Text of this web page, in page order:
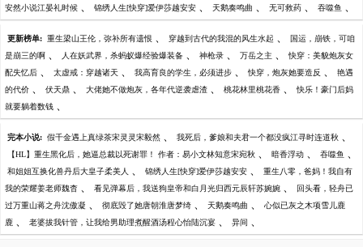
安然小说江晏礼时候 、 锦绣人生[快穿]爱伊莎越安安 、 天鹅奏鸣曲 、 无可救药 、 吞噬鱼 、
更新榜单: 重生梁山王伦，弥补所有遗恨 、 穿越到古代的我混的风生水起 、 国运，崩铁，可咱
是崩三的啊 、 人在妖武界，杀蚂蚁爆经验爆装备 、 神枪录 、 万岳之主 、 快穿：美貌炮灰女
配失忆后 、 太虚戒：穿越诸天 、 我高育良的学生，必须进步 、 快穿，炮灰她要造反 、 艳遇
的代价 、 伏天鼎 、 大佬她不做炮灰，各年代逆袭虐渣 、 桃花林里桃花香 、 快乐！豪门后妈
就要躺着数钱 、
完本小说: 假千金遇上真绿茶宋灵灵宋毅然 、 我死后，爹娘和夫君一个都没疯江寻时连道秋 、
【HL】重生黑化后，她逼总裁以死谢罪！ 作者：易小文林知意宋宛秋 、 暗香浮动 、 吞噬鱼 、
和姐姐互换化兽丹后大皇子柔美人 、 锦绣人生[快穿]爱伊莎越安安 、 重生八零，爸妈！我自有
我的荣耀姜老师魏杳 、 看见弹幕后，我送狗皇帝和白月光归西元辰轩苏婉婉 、 回头看，轻舟已
过万重山蒋之舟沈傲凝 、 彻底毁了她唐朝淮唐梦绮 、 天鹅奏鸣曲 、 心似已灰之木项雪儿鹿
鹿 、 老婆拔我针管，让我给男助理煮醒酒汤程心怡陆沉宴 、 异间 、